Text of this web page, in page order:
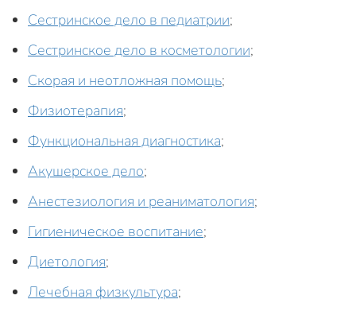
Сестринское дело в педиатрии;
Сестринское дело в косметологии;
Скорая и неотложная помощь;
Физиотерапия;
Функциональная диагностика;
Акушерское дело;
Анестезиология и реаниматология;
Гигиеническое воспитание;
Диетология;
Лечебная физкультура;